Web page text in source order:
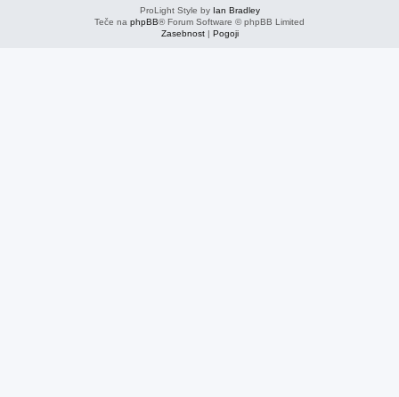
ProLight Style by Ian Bradley
Teče na phpBB® Forum Software © phpBB Limited
Zasebnost| Pogoji